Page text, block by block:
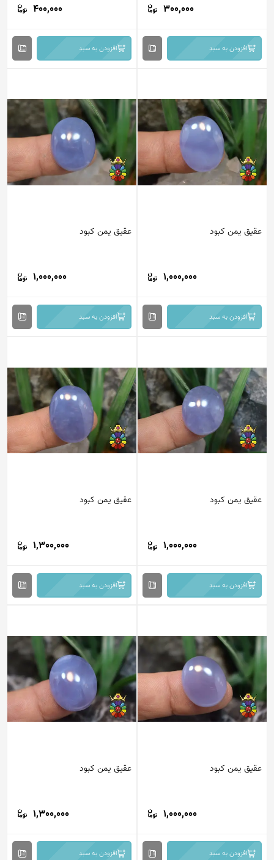
300,000
افزودن به سبد
400,000
افزودن به سبد
عقیق یمن کبود
1,000,000
افزودن به سبد
عقیق یمن کبود
1,000,000
افزودن به سبد
عقیق یمن کبود
1,000,000
افزودن به سبد
عقیق یمن کبود
1,300,000
افزودن به سبد
عقیق یمن کبود
1,000,000
افزودن به سبد
عقیق یمن کبود
1,300,000
افزودن به سبد